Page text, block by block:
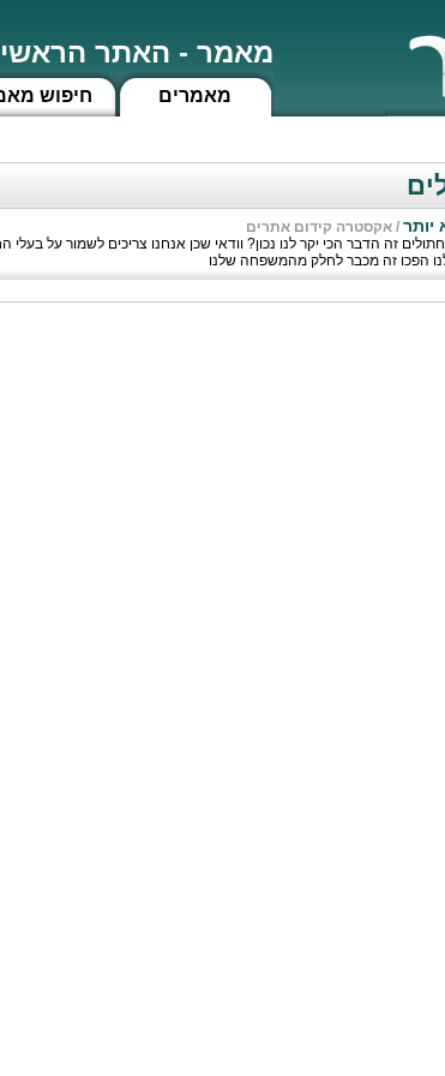
מאמר - האתר הראשי
חיפוש מאמרים
יותר /אקסטרה קידום אתרים
זה הדבר הכי יקר לנו נכון? וודאי שכן אנחנו צריכים לשמור על בעלי
הפכו זה מכבר לחלק מהמשפחה שלנו